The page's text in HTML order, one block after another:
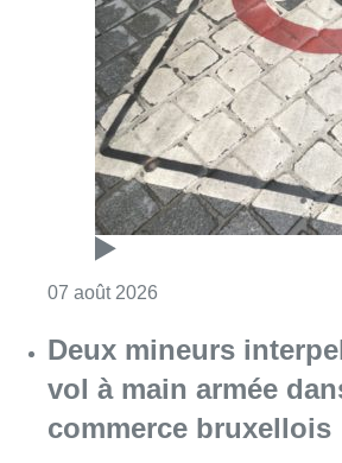
Deux mineurs
vol à main armée
commerce bruxellois